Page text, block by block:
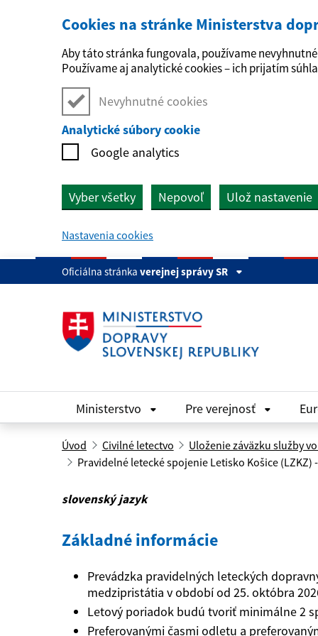
Preskočiť na hlavný obsah
Cookies na stránke Ministerstva
Aby táto stránka fungovala, používame
Používame aj analytické cookies – ich prijatím
Nevyhnutné cookies
Analytické súbory cookie
Google analytics
Vyber všetky Nepovoľ Ulož nastavenie
Nastavenia cookies
Oficiálna stránka verejnej správy SR
Ministerstvo Pre verejnosť
Úvod Civilné letectvo
Uloženie záväzku služby
Pravidelné letecké spojenie Letisko Košice
slovenský jazyk
Základné informácie
Prevádzka pravidelných leteckých
medzipristátia v období od 25. októbra
Letový poriadok budú tvoriť minimálne 2
Preferovanými časmi odletu a